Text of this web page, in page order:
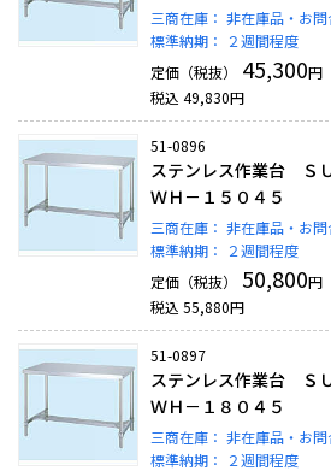
三商在庫： 非在庫品・お問
標準納期：
２週間程度
定価（税抜）
45,300円
税込 49,830円
51-0896
ステンレス作業台 Ｓ
ＷＨ－１５０４５
三商在庫： 非在庫品・お問
標準納期：
２週間程度
定価（税抜）
50,800円
税込 55,880円
51-0897
ステンレス作業台 Ｓ
ＷＨ－１８０４５
三商在庫： 非在庫品・お問
標準納期：
２週間程度